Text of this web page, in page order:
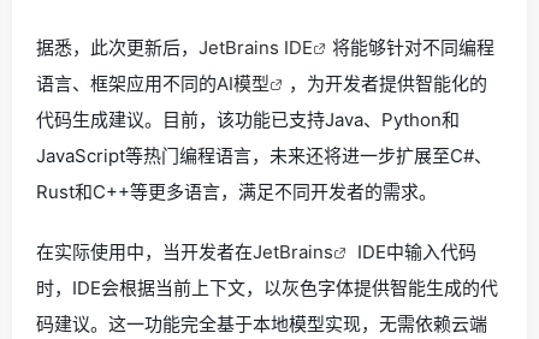
据悉，此次更新后， JetBrains IDE
将能够针对不同编程
语言、框架应用不同的AI模型
，为开发者提供智能化的
代码生成建议。目前，该功能已支持Java、Python和
JavaScript等热门编程语言，未来还将进一步扩展至C#、
Rust和C++等更多语言，满足不同开发者的需求。
在实际使用中，当开发者在JetBrains
IDE中输入代码
时，IDE会根据当前上下文，以灰色字体提供智能生成的代
码建议。这一功能完全基于本地模型实现，无需依赖云端